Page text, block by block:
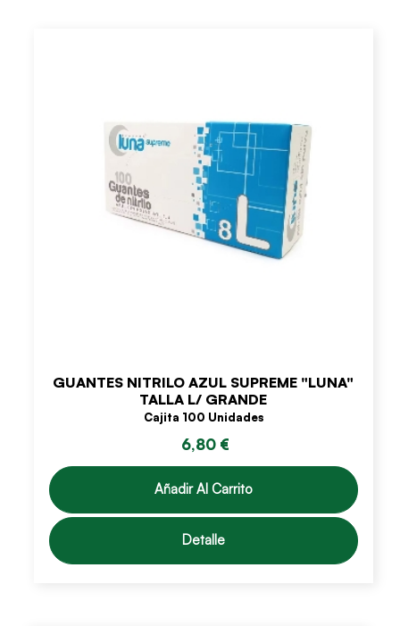
GUANTES NITRILO AZUL SUPREME "LUNA"
TALLA L/ GRANDE
Cajita 100 Unidades
6,80 €
Añadir Al Carrito
Detalle